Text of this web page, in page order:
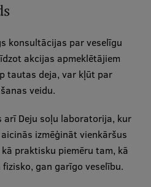
kursi
kursi
pārbaude
konsultācijas par veselīgu
akcijas apmeklētājiem
tautas deja, var kļūt par
veidu.
Deju soļu laboratorija, kur
izmēģināt vienkāršus
praktisku piemēru tam, kā
gan garīgo veselību.